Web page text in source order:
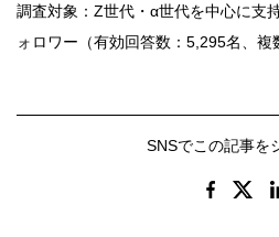
調査対象：Z世代・α世代を中心に支
ォロワー（有効回答数：5,295名、複
SNSでこの記事を